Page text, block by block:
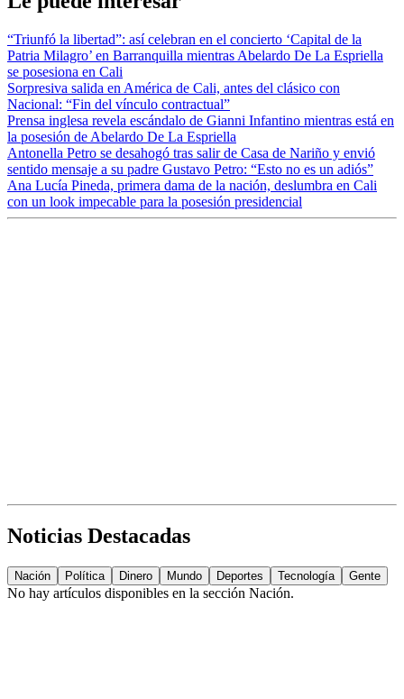
“Triunfó la libertad”: así celebran en el concierto ‘Capital de la
Patria Milagro’ en Barranquilla mientras Abelardo De La Espriella
se posesiona en Cali
Sorpresiva salida en América de Cali, antes del clásico con
Nacional: “Fin del vínculo contractual”
Prensa inglesa revela escándalo de Gianni Infantino mientras está en
la posesión de Abelardo De La Espriella
Antonella Petro se desahogó tras salir de Casa de Nariño y envió
sentido mensaje a su padre Gustavo Petro: “Esto no es un adiós”
Ana Lucía Pineda, primera dama de la nación, deslumbra en Cali
con un look impecable para la posesión presidencial
Noticias Destacadas
Nación Política Dinero Mundo Deportes Tecnología Gente
No hay artículos disponibles en la sección Nación.